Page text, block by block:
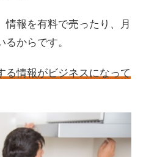
情報を有料で売ったり、月
からです。
る情報がビジネスになって